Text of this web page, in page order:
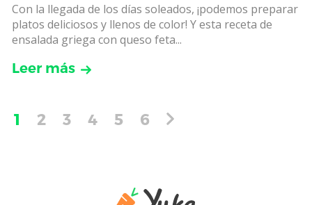
Con la llegada de los días soleados, ¡podemos preparar
platos deliciosos y llenos de color! Y esta receta de
ensalada griega con queso feta...
Leer más
1 2 3 4 5 6